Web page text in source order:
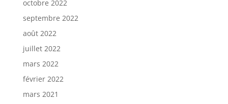
octobre 2022
septembre 2022
août 2022
juillet 2022
mars 2022
février 2022
mars 2021